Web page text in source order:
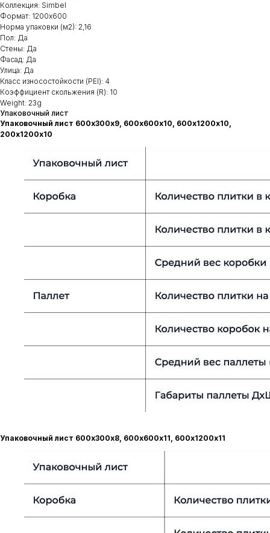
Коллекция: Simbel
Формат: 1200х600
Норма упаковки (м2): 2,16
Пол: Да
Стены: Да
Фасад: Да
Улица: Да
Класс износостойкости (PEI): 4
Коэффициент скольжения (R): 10
Weight: 23g
Упаковочный лист
Упаковочный лист 600х300х9, 600х600х10, 600х1200х10,
200х1200х10
Упаковочный лист 600х300х8, 600х600х11, 600х1200х11